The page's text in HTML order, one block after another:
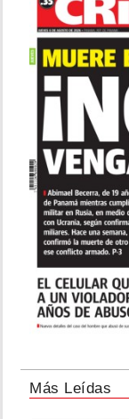
Más Leídas